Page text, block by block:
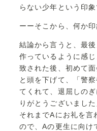
らない少年という印象
ーーそこから、何か
結論から言うと、最
作っているように感
致された後、初めて
と頭を下げて、「警
てくれて、退屈しの
りがとうございました
それまでAにお礼を言
ので、Aの更生に向け